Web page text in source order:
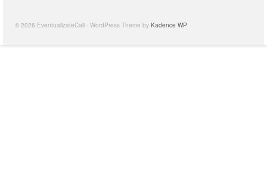
© 2026 EventualizateCali - WordPress Theme by Kadence WP